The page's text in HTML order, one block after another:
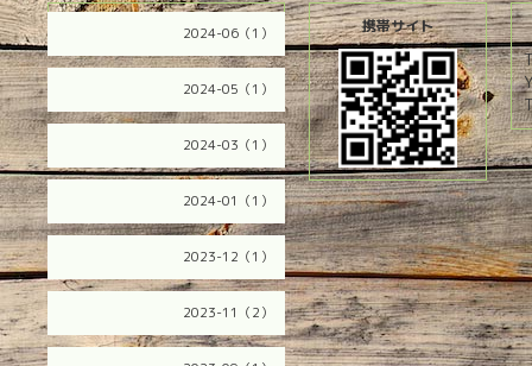
2024-06（1）
2024-05（1）
2024-03（1）
2024-01（1）
2023-12（1）
2023-11（2）
2026.08.10 Monday 携帯サイト